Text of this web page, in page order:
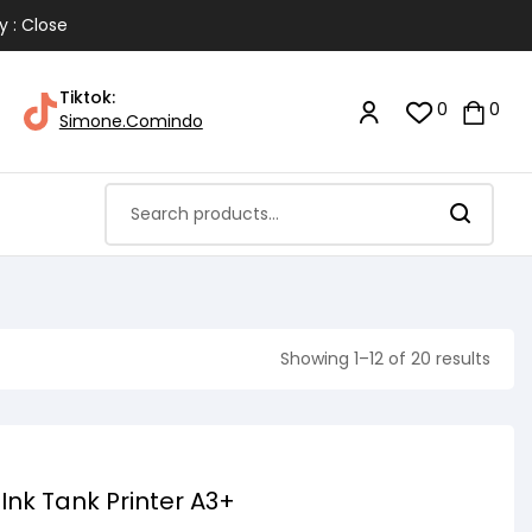
: Close
Tiktok:
Simone.Comindo
0 0
Showing 1–12 of 20 results
Tank Printer A3+